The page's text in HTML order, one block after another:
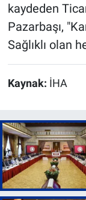
kaydeden
Pazarbaşı,
Sağlıklı olan
Kaynak: İHA